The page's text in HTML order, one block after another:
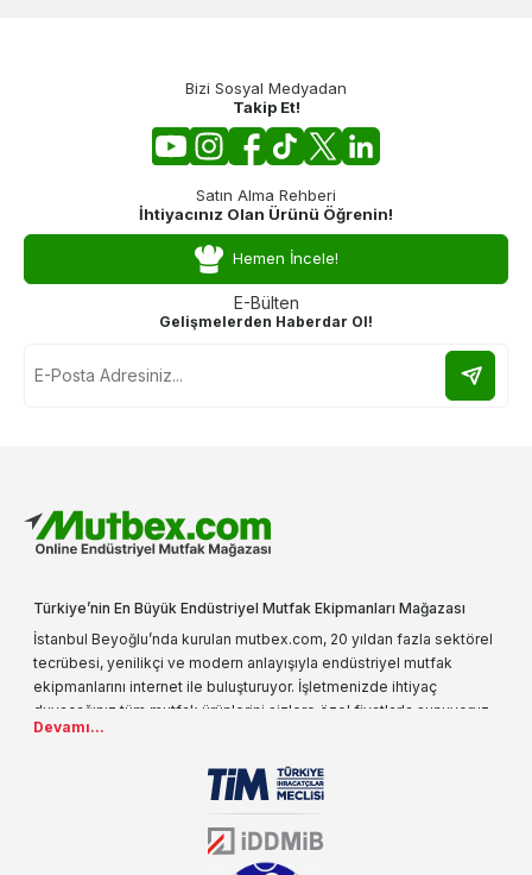
Bizi Sosyal Medyadan
Takip Et!
Satın Alma Rehberi
İhtiyacınız Olan Ürünü Öğrenin!
Hemen İncele!
E-Bülten
Gelişmelerden Haberdar Ol!
Türkiye’nin En Büyük Endüstriyel Mutfak Ekipmanları Mağazası
İstanbul Beyoğlu’nda kurulan mutbex.com, 20 yıldan fazla sektörel
tecrübesi, yenilikçi ve modern anlayışıyla endüstriyel mutfak
ekipmanlarını internet ile buluşturuyor. İşletmenizde ihtiyaç
duyacağınız tüm mutfak ürünlerini sizlere özel fiyatlarla sunuyoruz.
Endüstriyel mutfak malzemesi deyince akla gelen ilk adreslerden
sektörün farklı alanlarında da faliyet gösteren mutbex.com,
Öztiryakiler resmi bayisidir. Öztiryakiler ürünleri üzerinde büyük bir
donanıma sahip ekibi ile müşterilerine koşulsuz destek sunan
mutbex.com ile endüstriyel mutfak malzemeleri konusunda
Devamı...